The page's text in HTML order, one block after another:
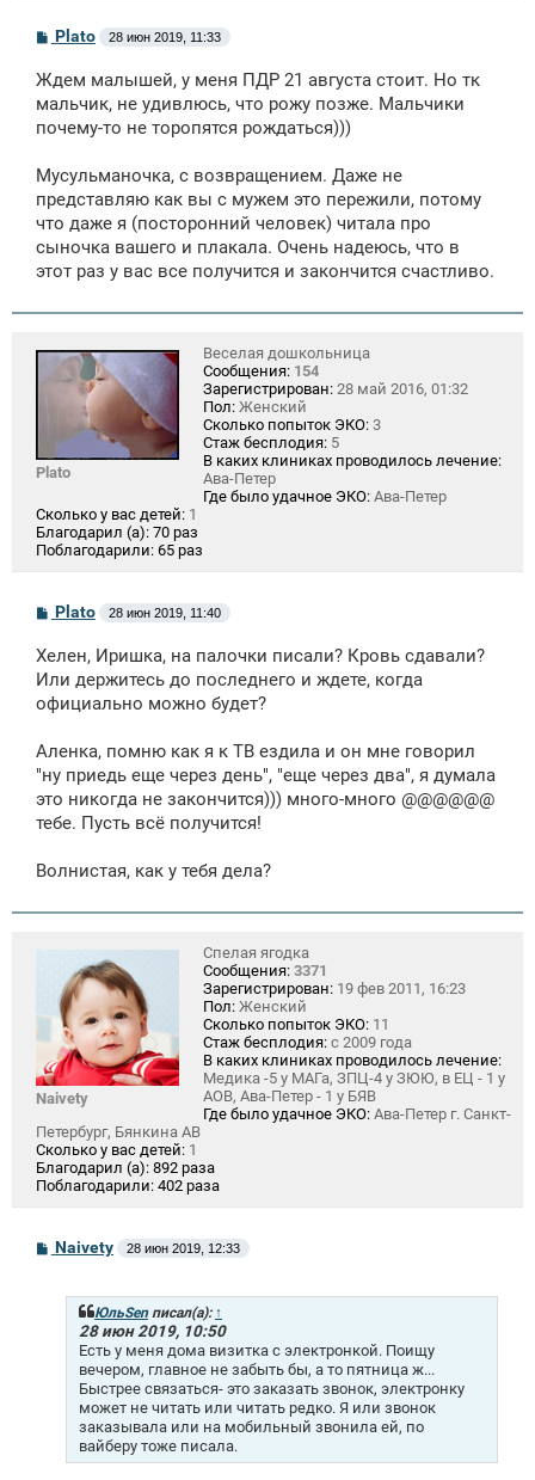
С
о
б
щ
н
е
Plato 28 июн 2019, 11:33
Ждем малышей, у меня ПДР 21 августа стоит. Но тк
мальчик, не удивлюсь, что рожу позже. Мальчики
почему-то не торопятся рождаться)))
Мусульманочка, с возвращением. Даже не
представляю как вы с мужем это пережили, потому
что даже я (посторонний человек) читала про
сыночка вашего и плакала. Очень надеюсь, что в
этот раз у вас все получится и закончится счастливо.
Plato
Веселая дошкольница
Сообщения: 154
Зарегистрирован: 28 май 2016, 01:32
Пол: Женский
Сколько попыток ЭКО: 3
Стаж бесплодия: 5
В каких клиниках проводилось лечение:
Ава-Петер
Где было удачное ЭКО: Ава-Петер
Сколько у вас детей: 1
Благодарил (а): 70 раз
Поблагодарили: 65 раз
С
о
б
щ
н
Plato 28 июн 2019, 11:40
Хелен, Иришка, на палочки писали? Кровь сдавали?
Или держитесь до последнего и ждете, когда
официально можно будет?
Аленка, помню как я к ТВ ездила и он мне говорил
"ну приедь еще через день", "еще через два", я думала
это никогда не закончится))) много-много @@@@@@
тебе. Пусть всё получится!
Волнистая, как у тебя дела?
Naivety
Спелая ягодка
Сообщения: 3371
Зарегистрирован: 19 фев 2011, 16:23
Пол: Женский
Сколько попыток ЭКО: 11
Стаж бесплодия: с 2009 года
В каких клиниках проводилось лечение:
Медика -5 у МАГа, ЗПЦ-4 у ЗЮЮ, в ЕЦ - 1 у
АОВ, Ава-Петер - 1 у БЯВ
Где было удачное ЭКО: Ава-Петер г. Санкт-
Петербург, Бянкина АВ
Сколько у вас детей: 1
Благодарил (а): 892 раза
Поблагодарили: 402 раза
С
о
Naivety 28 июн 2019, 12:33
ЮльSenписал(а): ↑
28 июн 2019, 10:50
Есть у меня дома визитка с электронкой. Поищу
вечером, главное не забыть бы, а то пятница ж...
Быстрее связаться- это заказать звонок, электронку
может не читать или читать редко. Я или звонок
заказывала или на мобильный звонила ей, по
вайберу тоже писала.